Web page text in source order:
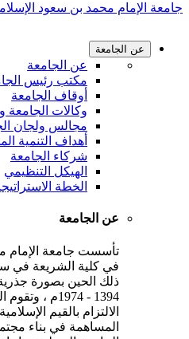
جامعة الإمام محمد بن سعود
عن الجامعة
عن الجامعة
مكتب رئيس
أوقاف الجامعة
وكالات الجامعة
مجالس ولجان
أهداف التنمية
شركاء الجامعة
الهيكل التنظيمي
الخطة
عن الجامعة
تأسست جامعة الإمام
ذلك الحين بصورة
1394 - 1974م
الالتزام بالقيم
المساهمة في بناء